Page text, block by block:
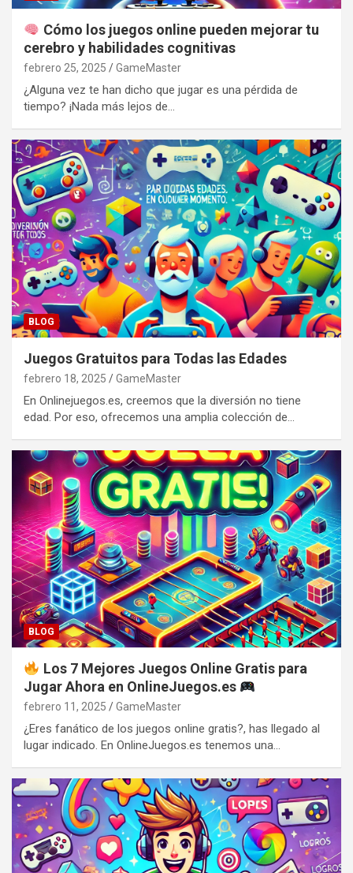
Cómo los juegos online pueden mejorar tu
cerebro y habilidades cognitivas
febrero 25, 2025 GameMaster
¿Alguna vez te han dicho que jugar es una pérdida de
tiempo? ¡Nada más lejos de…
BLOG
Juegos Gratuitos para Todas las Edades
febrero 18, 2025 GameMaster
En Onlinejuegos.es, creemos que la diversión no tiene
edad. Por eso, ofrecemos una amplia colección de…
BLOG
Los 7 Mejores Juegos Online Gratis para
Jugar Ahora en OnlineJuegos.es
febrero 11, 2025 GameMaster
¿Eres fanático de los juegos online gratis?, has llegado al
lugar indicado. En OnlineJuegos.es tenemos una…